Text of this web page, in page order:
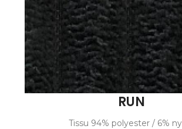
RUN
Tissu 94% polyester / 6%